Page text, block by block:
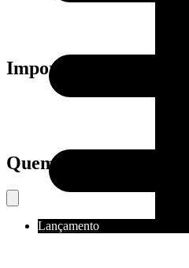
Importante:
Quem viu este